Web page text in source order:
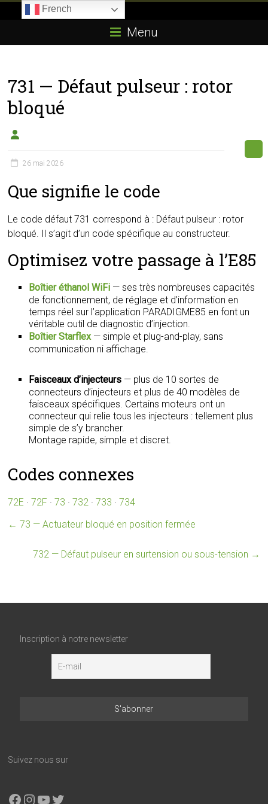
E85.com
passion
du
boîtier
éthanol
Menu
731 — Défaut pulseur : rotor
bloqué
26 mai 2026
Que signifie le code
Le code défaut 731 correspond à : Défaut pulseur : rotor
bloqué. Il s’agit d’un code spécifique au constructeur.
Optimisez votre passage à l’E85
Boîtier éthanol WiFi — ses très nombreuses capacités
de fonctionnement, de réglage et d’information en
temps réel sur l’application PARADIGME85 en font un
véritable outil de diagnostic d’injection.
Boîtier Starflex— simple et plug-and-play, sans
communication ni affichage.
Faisceaux d’injecteurs — plus de 10 sortes de
connecteurs d’injecteurs et plus de 40 modèles de
faisceaux spécifiques. Certains moteurs ont un
connecteur qui relie tous les injecteurs : tellement plus
simple de s’y brancher.
Montage rapide, simple et discret.
Codes connexes
72E ·72F ·73 ·732 ·733 ·734
← 73 — Actuateur bloqué en position fermée
732 — Défaut pulseur en surtension ou sous-tension →
Inscription à notre newsletter
Suivez nous sur
Facebook
Instagram
YouTube
X
French